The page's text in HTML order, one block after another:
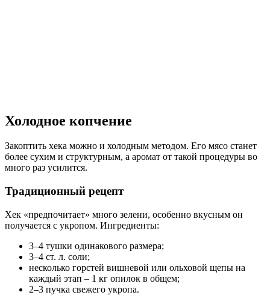
Холодное копчение
Закоптить хека можно и холодным методом. Его мясо станет
более сухим и структурным, а аромат от такой процедуры во
много раз усилится.
Традиционный рецепт
Хек «предпочитает» много зелени, особенно вкусным он
получается с укропом. Ингредиенты:
3–4 тушки одинакового размера;
3–4 ст. л. соли;
несколько горстей вишневой или ольховой щепы на
каждый этап – 1 кг опилок в общем;
2–3 пучка свежего укропа.